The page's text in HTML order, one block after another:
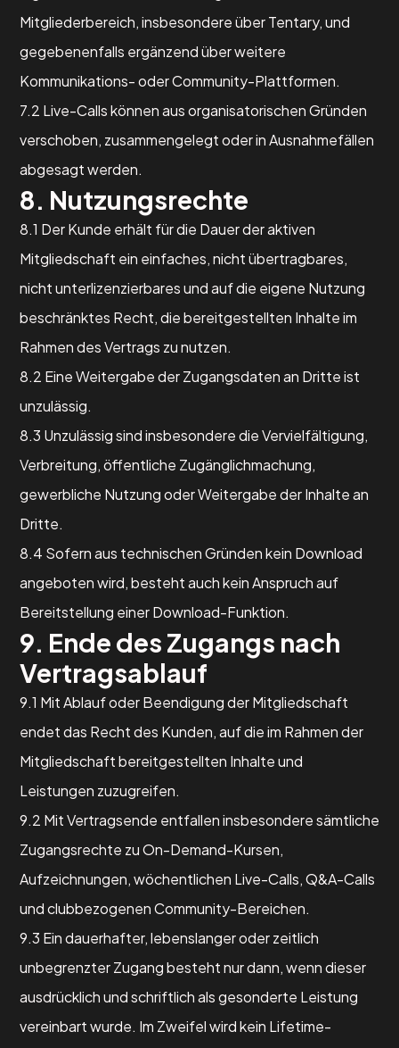
Mitgliederbereich, insbesondere über Tentary, und
gegebenenfalls ergänzend über weitere
Kommunikations- oder Community-Plattformen.
7.2 Live-Calls können aus organisatorischen Gründen
verschoben, zusammengelegt oder in Ausnahmefällen
abgesagt werden.
8. Nutzungsrechte
8.1 Der Kunde erhält für die Dauer der aktiven
Mitgliedschaft ein einfaches, nicht übertragbares,
nicht unterlizenzierbares und auf die eigene Nutzung
beschränktes Recht, die bereitgestellten Inhalte im
Rahmen des Vertrags zu nutzen.
8.2 Eine Weitergabe der Zugangsdaten an Dritte ist
unzulässig.
8.3 Unzulässig sind insbesondere die Vervielfältigung,
Verbreitung, öffentliche Zugänglichmachung,
gewerbliche Nutzung oder Weitergabe der Inhalte an
Dritte.
8.4 Sofern aus technischen Gründen kein Download
angeboten wird, besteht auch kein Anspruch auf
Bereitstellung einer Download-Funktion.
9. Ende des Zugangs nach
Vertragsablauf
9.1 Mit Ablauf oder Beendigung der Mitgliedschaft
endet das Recht des Kunden, auf die im Rahmen der
Mitgliedschaft bereitgestellten Inhalte und
Leistungen zuzugreifen.
9.2 Mit Vertragsende entfallen insbesondere sämtliche
Zugangsrechte zu On-Demand-Kursen,
Aufzeichnungen, wöchentlichen Live-Calls, Q&A-Calls
und clubbezogenen Community-Bereichen.
9.3 Ein dauerhafter, lebenslanger oder zeitlich
unbegrenzter Zugang besteht nur dann, wenn dieser
ausdrücklich und schriftlich als gesonderte Leistung
vereinbart wurde. Im Zweifel wird kein Lifetime-